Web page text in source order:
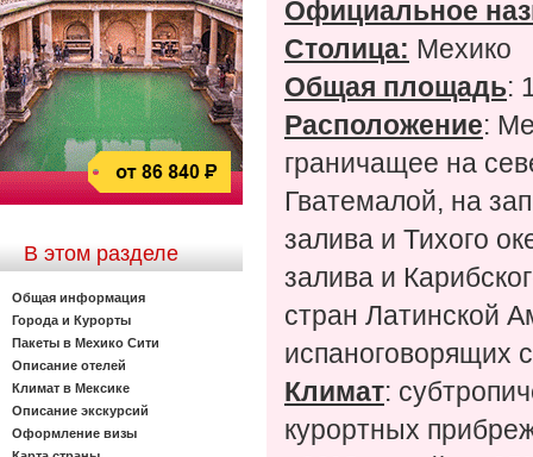
В этом разделе
Общая информация
Города и Курорты
Пакеты в Мехико Сити
Описание отелей
Климат в Мексике
Описание экскурсий
Оформление визы
Официальное
Столица: Мехико
Общая площадь:
Расположение:
граничащее на
Гватемалой, на
залива и Тихого
залива и
стран Латинской
испаноговорящих
Климат:
курортных